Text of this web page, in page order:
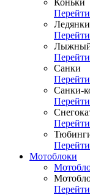
Коньки
Перейти
Ледянки
Перейти
Лыжный
Перейти
Санки
Перейти
Санки-
Перейти
Перейти
Перейти
Мотоблоки
Перейти